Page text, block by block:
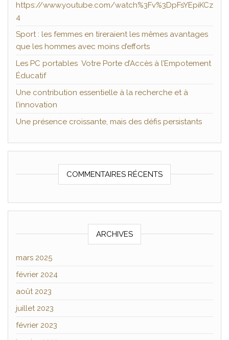
https://www.youtube.com/watch%3Fv%3DpFsYEpiKCz
4
Sport : les femmes en tireraient les mêmes avantages
que les hommes avec moins d’efforts
Les PC portables Votre Porte d’Accès à l’Empotement
Éducatif
Une contribution essentielle à la recherche et à
l’innovation
Une présence croissante, mais des défis persistants
COMMENTAIRES RÉCENTS
ARCHIVES
mars 2025
février 2024
août 2023
juillet 2023
février 2023